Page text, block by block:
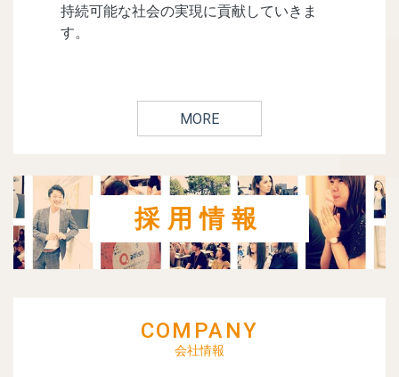
持続可能な社会の実現に貢献していきま
す。​
MORE
採用情報
COMPANY
会社情報